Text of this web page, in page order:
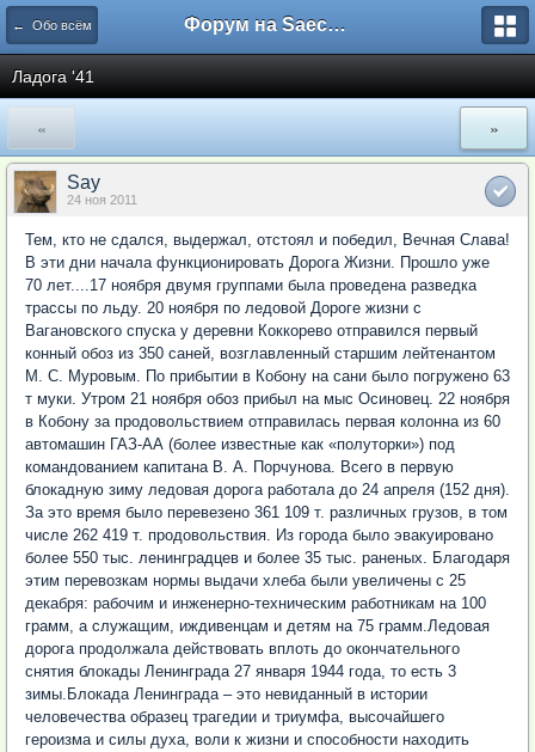
← Обо всём Форум на Saechka.Ru - энциклопедия домашнего уюта
Ладога '41
« »
Say
24 ноя 2011
Тем, кто не сдался, выдержал, отстоял и победил, Вечная Слава!
В эти дни начала функционировать Дорога Жизни. Прошло уже
70 лет....17 ноября двумя группами была проведена разведка
трассы по льду. 20 ноября по ледовой Дороге жизни с
Вагановского спуска у деревни Коккорево отправился первый
конный обоз из 350 саней, возглавленный старшим лейтенантом
М. C. Муровым. По прибытии в Кобону на сани было погружено 63
т муки. Утром 21 ноября обоз прибыл на мыс Осиновец. 22 ноября
в Кобону за продовольствием отправилась первая колонна из 60
автомашин ГАЗ-АА (более известные как «полуторки») под
командованием капитана В. А. Порчунова. Всего в первую
блокадную зиму ледовая дорога работала до 24 апреля (152 дня).
За это время было перевезено 361 109 т. различных грузов, в том
числе 262 419 т. продовольствия. Из города было эвакуировано
более 550 тыс. ленинградцев и более 35 тыс. раненых. Благодаря
этим перевозкам нормы выдачи хлеба были увеличены с 25
декабря: рабочим и инженерно-техническим работникам на 100
грамм, а служащим, иждивенцам и детям на 75 грамм.Ледовая
дорога продолжала действовать вплоть до окончательного
снятия блокады Ленинграда 27 января 1944 года, то есть 3
зимы.Блокада Ленинграда – это невиданный в истории
человечества образец трагедии и триумфа, высочайшего
героизма и силы духа, воли к жизни и способности находить